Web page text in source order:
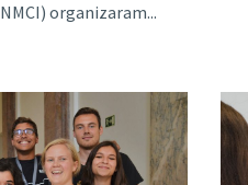
organizaram...